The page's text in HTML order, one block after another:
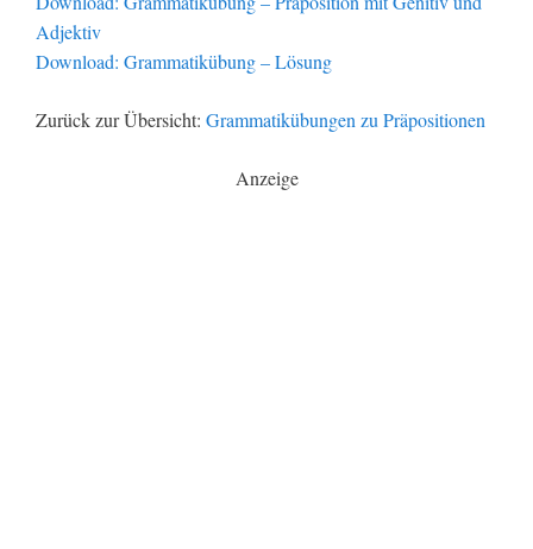
Adjektiv
Download: Grammatikübung – Lösung
Zurück zur Übersicht: Grammatikübungen zu Präpositionen
Anzeige